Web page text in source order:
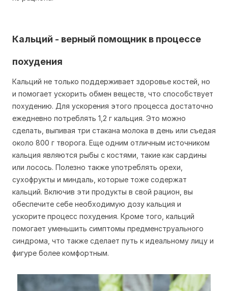
Кальций - верный помощник в процессе
похудения
Кальций не только поддерживает здоровье костей, но
и помогает ускорить обмен веществ, что способствует
похудению. Для ускорения этого процесса достаточно
ежедневно потреблять 1,2 г кальция. Это можно
сделать, выпивая три стакана молока в день или съедая
около 800 г творога. Еще одним отличным источником
кальция являются рыбы с костями, такие как сардины
или лосось. Полезно также употреблять орехи,
сухофрукты и миндаль, которые тоже содержат
кальций. Включив эти продукты в свой рацион, вы
обеспечите себе необходимую дозу кальция и
ускорите процесс похудения. Кроме того, кальций
помогает уменьшить симптомы предменструального
синдрома, что также сделает путь к идеальному лицу и
фигуре более комфортным.